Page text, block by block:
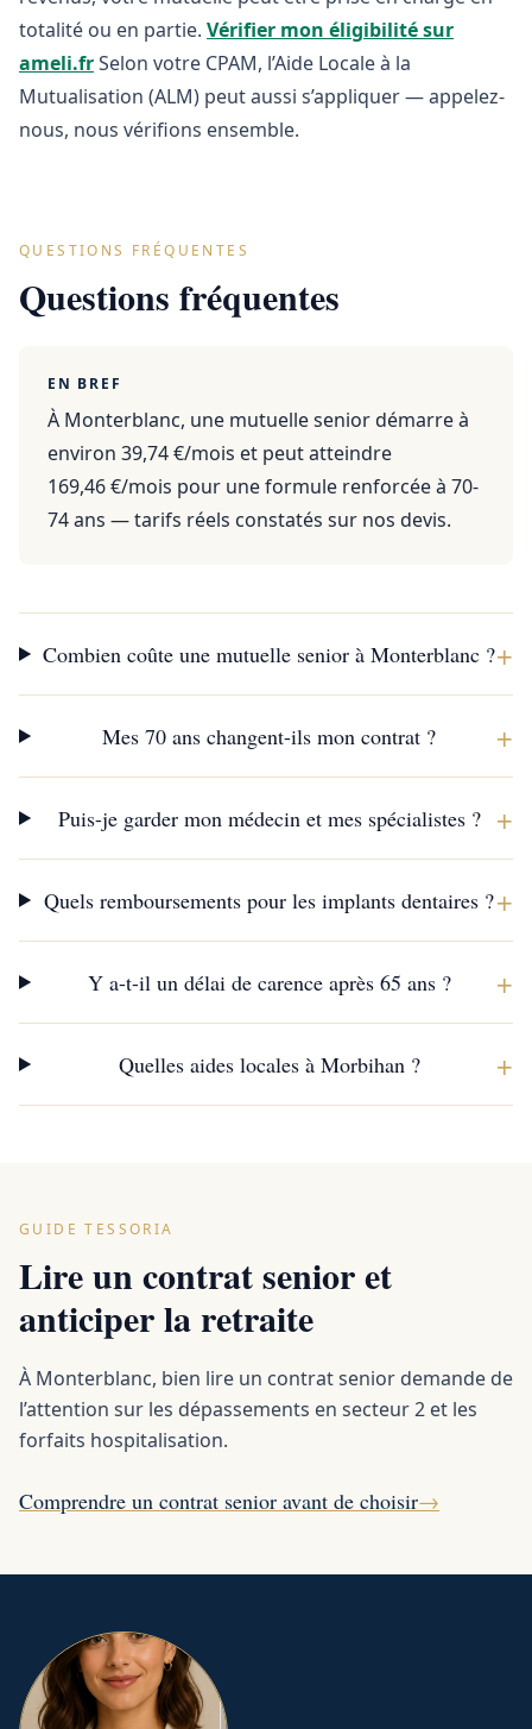
totalité ou en partie. Vérifier mon éligibilité sur
ameli.frSelon votre CPAM, l’Aide Locale à la
Mutualisation (ALM) peut aussi s’appliquer — appelez-
nous, nous vérifions ensemble.
QUESTIONS FRÉQUENTES
Questions fréquentes
EN BREF
À Monterblanc, une mutuelle senior démarre à
environ 39,74 €/mois et peut atteindre
169,46 €/mois pour une formule renforcée à 70-
74 ans — tarifs réels constatés sur nos devis.
Combien coûte une mutuelle senior à Monterblanc ?+
Mes 70 ans changent-ils mon contrat ? +
Puis-je garder mon médecin et mes spécialistes ? +
Quels remboursements pour les implants dentaires ?+
Y a-t-il un délai de carence après 65 ans ? +
Quelles aides locales à Morbihan ? +
GUIDE TESSORIA
Lire un contrat senior et
anticiper la retraite
À Monterblanc, bien lire un contrat senior demande de
l’attention sur les dépassements en secteur 2 et les
forfaits hospitalisation.
Comprendre un contrat senior avant de choisir→